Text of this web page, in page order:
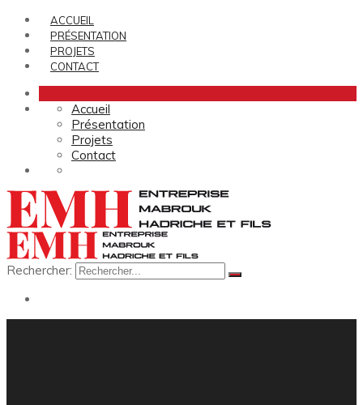
ACCUEIL
PRÉSENTATION
PROJETS
CONTACT
Accueil
Présentation
Projets
Contact
Rechercher: